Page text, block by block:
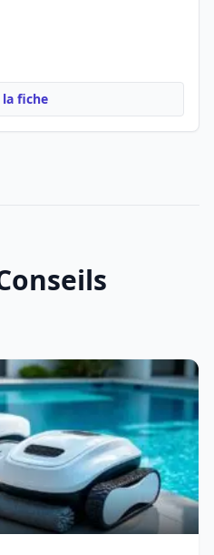
fiche